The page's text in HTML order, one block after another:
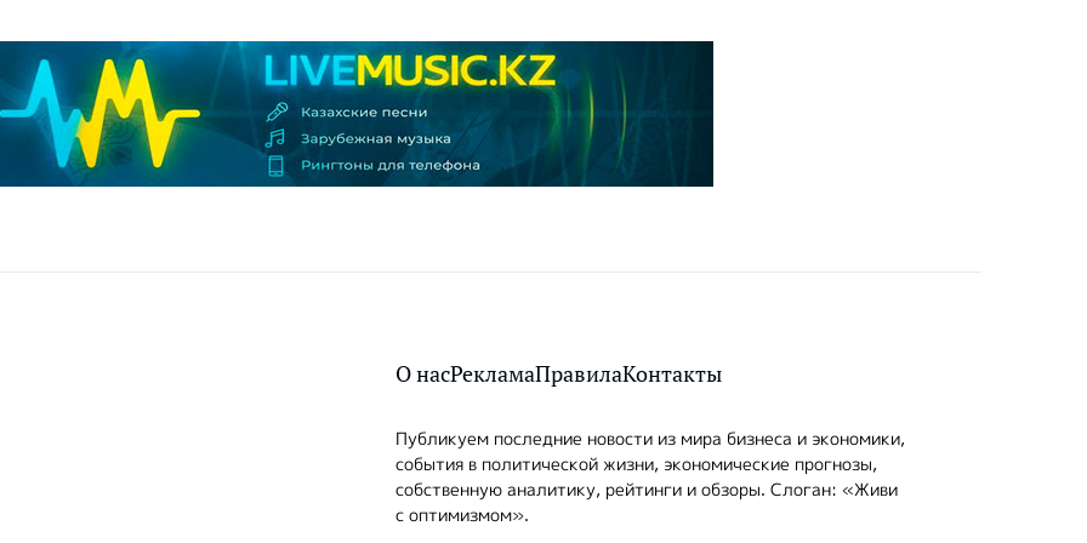
О насРекламаПравилаКонтакты
Публикуем последние новости из мира бизнеса и экономики,
события в политической жизни, экономические прогнозы,
собственную аналитику, рейтинги и обзоры. Слоган: «Живи
с оптимизмом».